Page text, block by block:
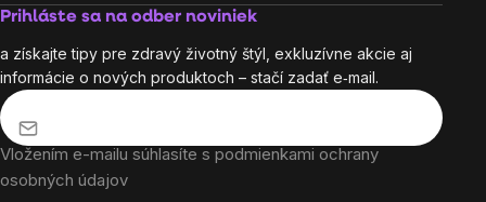
Prihláste sa na odber noviniek
a získajte tipy pre zdravý životný štýl, exkluzívne akcie aj
informácie o nových produktoch – stačí zadať e‑mail.
Vložením e-mailu súhlasíte s podmienkami ochrany
osobných údajov